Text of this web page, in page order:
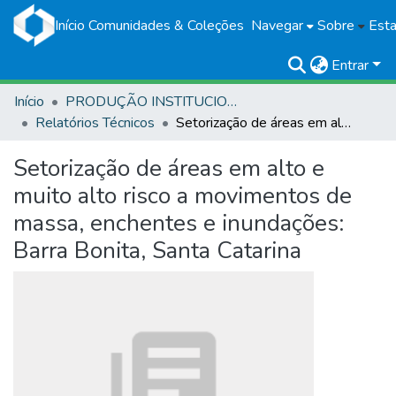
Início Comunidades & Coleções Navegar Sobre
Entrar
Início
PRODUÇÃO INSTITUCIONAL
Relatórios Técnicos
Setorização de áreas em alto e muito alto risco a movimentos de massa, enchentes e inundações: Barra Bonita, Santa Catarina
Setorização de áreas em alto e
muito alto risco a movimentos de
massa, enchentes e inundações:
Barra Bonita, Santa Catarina